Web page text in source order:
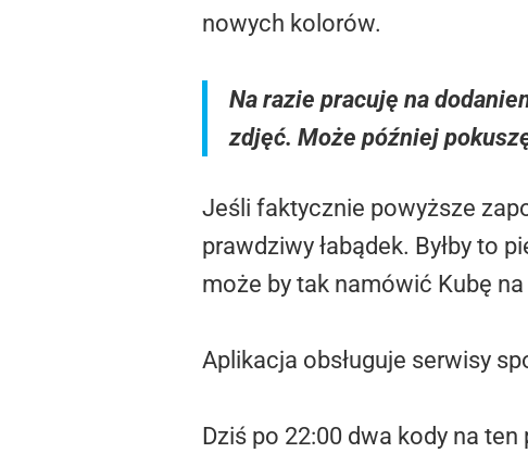
nowych kolorów.
Na razie pracuję na
zdjęć. Może później
Jeśli faktycznie powyższe
prawdziwy łabądek. Byłby to
może by tak namówić Kubę
Aplikacja obsługuje serwisy
Dziś po 22:00 dwa kody na